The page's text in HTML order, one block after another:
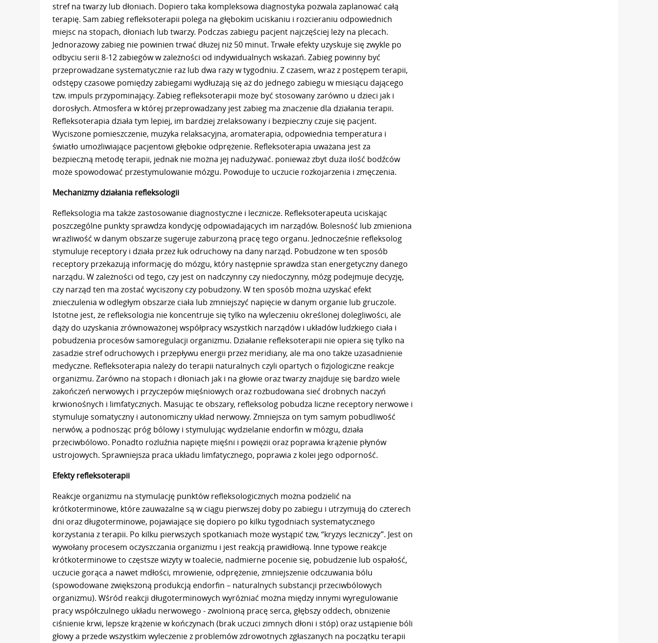
stref na twarzy lub dłoniach. Dopiero taka kompleksowa diagnostyka pozwala zaplanować całą
terapię. Sam zabieg refleksoterapii polega na głębokim uciskaniu i rozcieraniu odpowiednich
miejsc na stopach, dłoniach lub twarzy. Podczas zabiegu pacjent najczęściej leży na plecach.
Jednorazowy zabieg nie powinien trwać dłużej niż 50 minut. Trwałe efekty uzyskuje się zwykle po
odbyciu serii 8-12 zabiegów w zależności od indywidualnych wskazań. Zabieg powinny być
przeprowadzane systematycznie raz lub dwa razy w tygodniu. Z czasem, wraz z postępem terapii,
odstępy czasowe pomiędzy zabiegami wydłużają się aż do jednego zabiegu w miesiącu dającego
tzw. impuls przypominający. Zabieg refleksoterapii może być stosowany zarówno u dzieci jak i
dorosłych. Atmosfera w której przeprowadzany jest zabieg ma znaczenie dla działania terapii.
Refleksoterapia działa tym lepiej, im bardziej zrelaksowany i bezpieczny czuje się pacjent.
Wyciszone pomieszczenie, muzyka relaksacyjna, aromaterapia, odpowiednia temperatura i
światło umożliwiające pacjentowi głębokie odprężenie. Refleksoterapia uważana jest za
bezpieczną metodę terapii, jednak nie można jej nadużywać. ponieważ zbyt duża ilość bodźców
może spowodować przestymulowanie mózgu. Powoduje to uczucie rozkojarzenia i zmęczenia.
Mechanizmy działania refleksologii
Refleksologia ma także zastosowanie diagnostyczne i lecznicze. Refleksoterapeuta uciskając
poszczególne punkty sprawdza kondycję odpowiadających im narządów. Bolesność lub zmieniona
wrażliwość w danym obszarze sugeruje zaburzoną pracę tego organu. Jednocześnie refleksolog
stymuluje receptory i działa przez łuk odruchowy na dany narząd. Pobudzone w ten sposób
receptory przekazują informację do mózgu, który następnie sprawdza stan energetyczny danego
narządu. W zależności od tego, czy jest on nadczynny czy niedoczynny, mózg podejmuje decyzję,
czy narząd ten ma zostać wyciszony czy pobudzony. W ten sposób można uzyskać efekt
znieczulenia w odległym obszarze ciała lub zmniejszyć napięcie w danym organie lub gruczole.
Istotne jest, że refleksologia nie koncentruje się tylko na wyleczeniu określonej dolegliwości, ale
dąży do uzyskania zrównoważonej współpracy wszystkich narządów i układów ludzkiego ciała i
pobudzenia procesów samoregulacji organizmu. Działanie refleksoterapii nie opiera się tylko na
zasadzie stref odruchowych i przepływu energii przez meridiany, ale ma ono także uzasadnienie
medyczne. Refleksoterapia należy do terapii naturalnych czyli opartych o fizjologiczne reakcje
organizmu. Zarówno na stopach i dłoniach jak i na głowie oraz twarzy znajduje się bardzo wiele
zakończeń nerwowych i przyczepów mięśniowych oraz rozbudowana sieć drobnych naczyń
krwionośnych i limfatycznych. Masując te obszary, refleksolog pobudza liczne receptory nerwowe i
stymuluje somatyczny i autonomiczny układ nerwowy. Zmniejsza on tym samym pobudliwość
nerwów, a podnosząc próg bólowy i stymulując wydzielanie endorfin w mózgu, działa
przeciwbólowo. Ponadto rozluźnia napięte mięśni i powięzii oraz poprawia krążenie płynów
ustrojowych. Sprawniejsza praca układu limfatycznego, poprawia z kolei jego odporność.
Efekty refleksoterapii
Reakcje organizmu na stymulację punktów refleksologicznych można podzielić na
krótkoterminowe, które zauważalne są w ciągu pierwszej doby po zabiegu i utrzymują do czterech
dni oraz długoterminowe, pojawiające się dopiero po kilku tygodniach systematycznego
korzystania z terapii. Po kilku pierwszych spotkaniach może wystąpić tzw, “kryzys leczniczy”. Jest on
wywołany procesem oczyszczania organizmu i jest reakcją prawidłową. Inne typowe reakcje
krótkoterminowe to częstsze wizyty w toalecie, nadmierne pocenie się, pobudzenie lub ospałość,
uczucie gorąca a nawet mdłości, mrowienie, odprężenie, zmniejszenie odczuwania bólu
(spowodowane zwiększoną produkcją endorfin – naturalnych substancji przeciwbólowych
organizmu). Wśród reakcji długoterminowych wyróżniać można między innymi wyregulowanie
pracy współczulnego układu nerwowego - zwolnioną pracę serca, głębszy oddech, obniżenie
ciśnienie krwi, lepsze krążenie w kończynach (brak uczuci zimnych dłoni i stóp) oraz ustąpienie bóli
głowy a przede wszystkim wyleczenie z problemów zdrowotnych zgłaszanych na początku terapii